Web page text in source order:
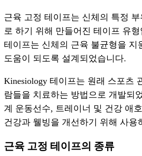
근육 고정 테이프는 신체의 특정
로 하기 위해 만들어진 테이프 유형
테이프는 신체의 근육 불균형을 지
도움이 되도록 설계되었습니다.
Kinesiology 테이프는 원래 스포츠
람들을 치료하는 방법으로 개발되
계 운동선수, 트레이너 및 건강 애
건강과 웰빙을 개선하기 위해 사용
근육 고정 테이프의 종류